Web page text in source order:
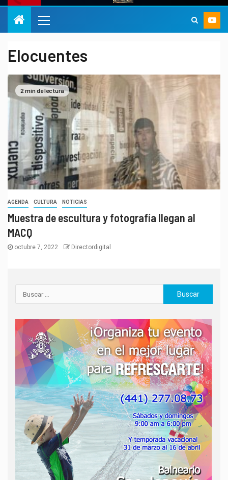
Elocuentes
2 min de lectura
AGENDA CULTURA NOTICIAS
Muestra de escultura y fotografía llegan al
MACQ
octubre 7, 2022 Directordigital